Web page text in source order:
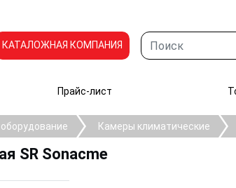
КАТАЛОЖНАЯ КОМПАНИЯ
Прайс-лист
Камеры климатические
SR Sonacme